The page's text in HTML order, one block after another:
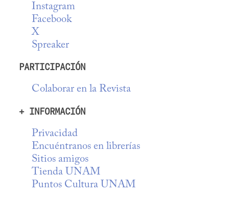
Instagram
Facebook
X
Spreaker
PARTICIPACIÓN
Colaborar en la Revista
+ INFORMACIÓN
Privacidad
Encuéntranos en librerías
Sitios amigos
Tienda UNAM
Puntos Cultura UNAM